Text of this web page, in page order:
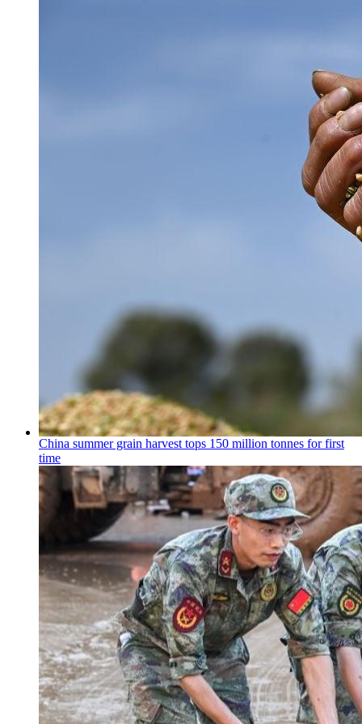
China summer grain harvest tops 150 million tonnes for first
time